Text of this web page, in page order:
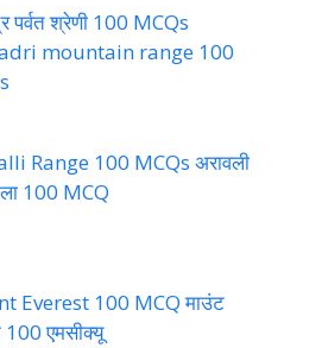
पर्वत श्रेणी 100 MCQs
mountain range 100
Range 100 MCQs अरावली
100 MCQ
Everest 100 MCQ माउंट
100 एमसीक्यू